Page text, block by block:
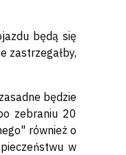
będą się
zastrzegałby,
będzie
zebraniu 20
również o
w